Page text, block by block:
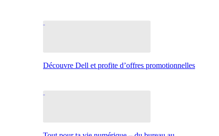
Découvre Dell et profite d’offres promotionnelles